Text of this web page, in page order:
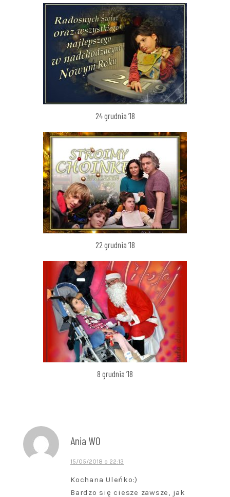
24 grudnia ’18
22 grudnia ’18
8 grudnia ’18
Ania WO
15/05/2018 o 22:13
Kochana Uleńko:)
Bardzo się ciesze zawsze, jak